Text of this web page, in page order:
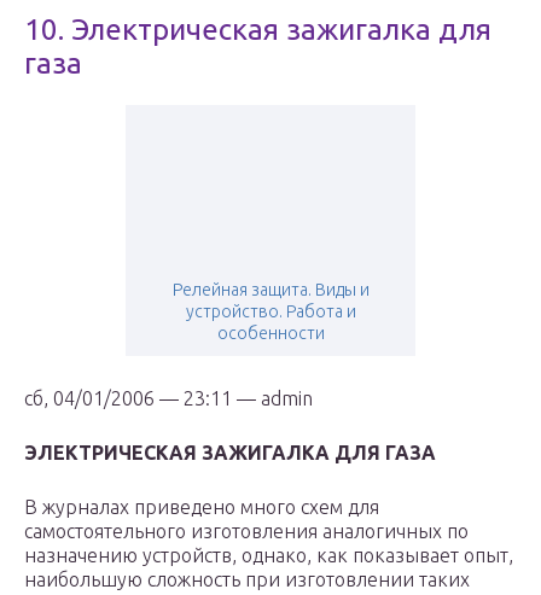
10. Электрическая зажигалка для
газа
Релейная защита. Виды и
устройство. Работа и
особенности
сб, 04/01/2006 — 23:11 — admin
ЭЛЕКТРИЧЕСКАЯ ЗАЖИГАЛКА ДЛЯ ГАЗА
В журналах приведено много схем для
самостоятельного изготовления аналогичных по
назначению устройств, однако, как показывает опыт,
наибольшую сложность при изготовлении таких